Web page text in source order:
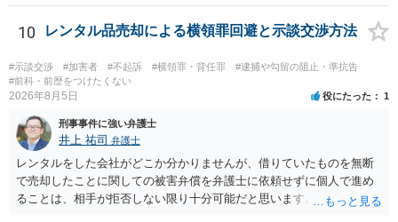
が成立することが前提ですので，不起訴とする理由としても前提を欠
いています。不起訴にするにしても，不起訴の可能性はありません。
あえて不起訴の理由を挙げるなら，「嫌疑不十分」か「嫌疑なし」で
す。
10 レンタル品売却による横領罪回避と示談交渉方法
#示談交渉 #加害者 #不起訴 #横領罪・背任罪
#逮捕や勾留の阻止・準抗告
#前科・前歴をつけたくない
2026年8月5日 役にたった 1
刑事事件に強い弁護士
井上 祐司 弁護士
レンタルをした会社がどこか分かりませんが、借りていたものを無断
で売却したことに関しての被害弁償を弁護士に依頼せずに個人で進め
ることは、相手が拒否しない限り十分可能だと思います。 見積を出し